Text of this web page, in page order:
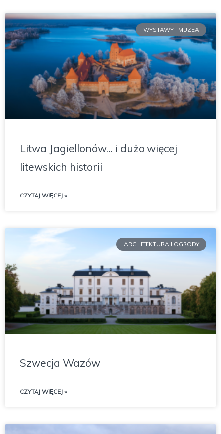
WYSTAWY I MUZEA
Litwa Jagiellonów… i dużo więcej
litewskich historii
CZYTAJ WIĘCEJ »
ARCHITEKTURA I OGRODY
Szwecja Wazów
CZYTAJ WIĘCEJ »